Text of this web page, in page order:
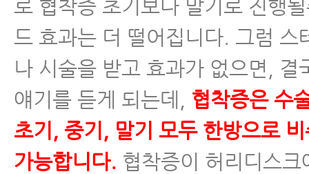
- 척추협착증 치료, 이런 논문을
믿고 치료를 받으시겠습니까?
- 척추협착증의 진행을 막는 8가
- 허리협착증의 진행을 막는 8가
히 1편 - 증상 변화에 세심한 관심
로 협착증 초기보다 말기로 진행
드 효과는 더 떨어집니다. 그럼 스
나 시술을 받고 효과가 없으면, 결
얘기를 듣게 되는데, 협착증은 수
초기, 중기, 말기 모두 한방으로
가능합니다. 협착증이 허리디스크